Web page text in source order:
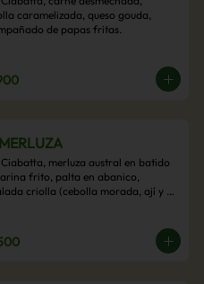
caramelizada, queso gouda,
de papas fritas.
Ciabatta, merluza austral en batido
frito, palta en abanico,
criolla (cebolla morada, ají y